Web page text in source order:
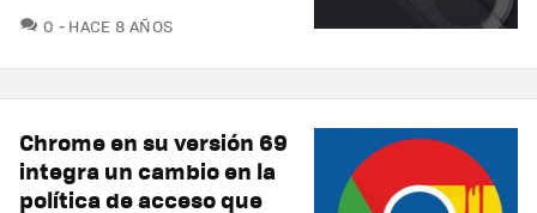
0 COMENTARIOS
HACE 8 AÑOS
Chrome en su versión 69
integra un cambio en la
política de acceso que